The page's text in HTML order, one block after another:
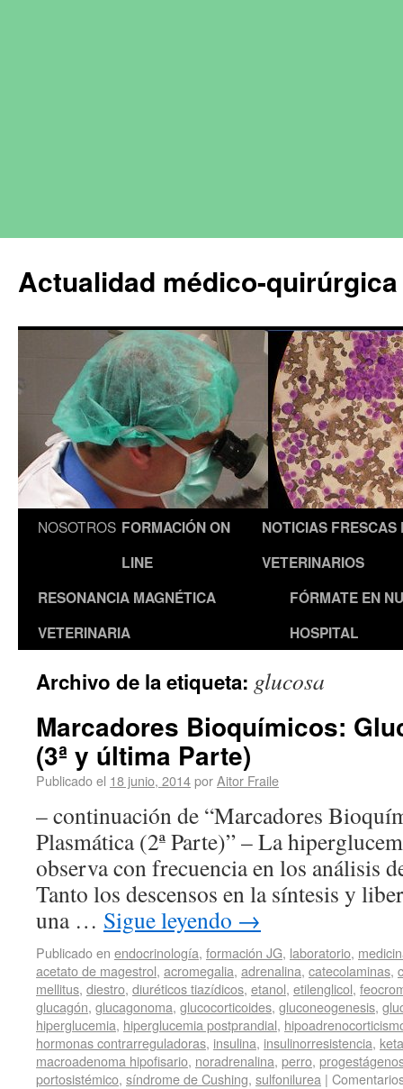
Actualidad médico-
NOSOTROS FORMACIÓN ON
LINE
NOTICIAS FRESCAS
VETERINARIOS
RESONANCIA MAGNÉTICA
VETERINARIA
FÓRMATE EN
HOSPITAL
Archivo de la etiqueta: glucosa
Marcadores Bioquímicos:
(3ª y última Parte)
Publicado el 18 junio, 2014porAitor Fraile
– continuación de “Marcadores
Plasmática (2ª Parte)” – La
observa con frecuencia en los análisis
Tanto los descensos en la síntesis y
una … Sigue leyendo →
Publicado en endocrinología, formación JG, laboratorio,
acetato de magestrol, acromegalia, adrenalina, catecolaminas,
mellitus, diestro, diuréticos tiazídicos, etanol, etilenglicol,
glucagón, glucagonoma, glucocorticoides, gluconeogenesis,
hiperglucemia, hiperglucemia postprandial,
hormonas contrarreguladoras, insulina, insulinorresistencia,
macroadenoma hipofisario, noradrenalina, perro,
portosistémico, síndrome de Cushing, sulfonilurea |